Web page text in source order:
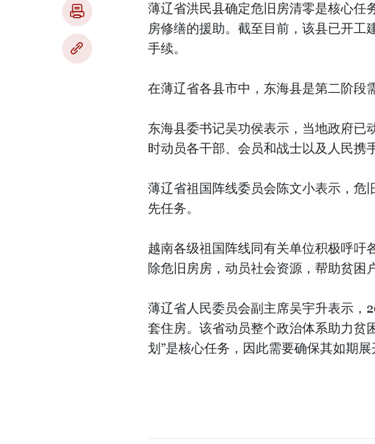
薄辽省洪民县确定危旧房清零是核心任
房修缮的援助。截至目前，该县已开工
手续。
在薄辽省各县市中，东海县是第二阶段
东海县委书记吴功侯表示，当地政府已
时动员各干部、会员和战士以及人民携
薄辽省祖国阵线委员会陈文小表示，危
先任务。
越南各级祖国阵线同有关单位积极呼吁
除危旧房房，动员社会资源，帮助贫困
薄辽省人民委员会副主席吴宇升表示，
套住房。该省动员整个政治体系助力贫
划”是核心任务，因此需要确保其如期